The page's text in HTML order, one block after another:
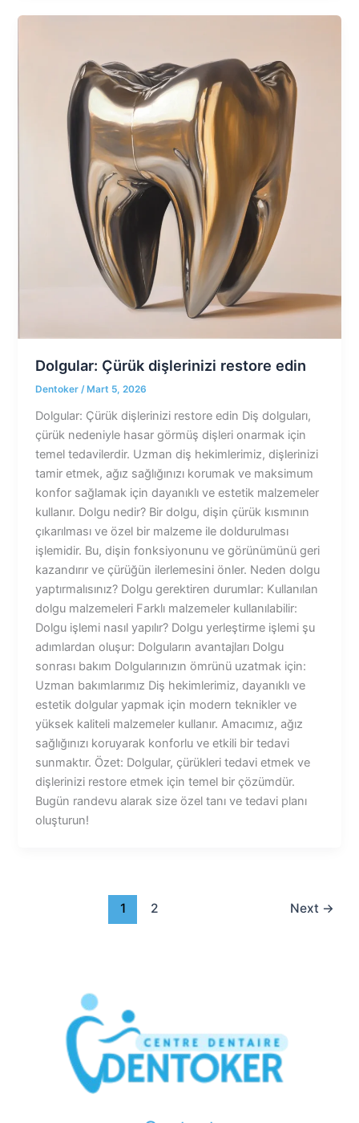
Dolgular: Çürük dişlerinizi restore edin
Dentoker/ Mart 5, 2026
Dolgular: Çürük dişlerinizi restore edin Diş dolguları,
çürük nedeniyle hasar görmüş dişleri onarmak için
temel tedavilerdir. Uzman diş hekimlerimiz, dişlerinizi
tamir etmek, ağız sağlığınızı korumak ve maksimum
konfor sağlamak için dayanıklı ve estetik malzemeler
kullanır. Dolgu nedir? Bir dolgu, dişin çürük kısmının
çıkarılması ve özel bir malzeme ile doldurulması
işlemidir. Bu, dişin fonksiyonunu ve görünümünü geri
kazandırır ve çürüğün ilerlemesini önler. Neden dolgu
yaptırmalısınız? Dolgu gerektiren durumlar: Kullanılan
dolgu malzemeleri Farklı malzemeler kullanılabilir:
Dolgu işlemi nasıl yapılır? Dolgu yerleştirme işlemi şu
adımlardan oluşur: Dolguların avantajları Dolgu
sonrası bakım Dolgularınızın ömrünü uzatmak için:
Uzman bakımlarımız Diş hekimlerimiz, dayanıklı ve
estetik dolgular yapmak için modern teknikler ve
yüksek kaliteli malzemeler kullanır. Amacımız, ağız
sağlığınızı koruyarak konforlu ve etkili bir tedavi
sunmaktır. Özet: Dolgular, çürükleri tedavi etmek ve
dişlerinizi restore etmek için temel bir çözümdür.
Bugün randevu alarak size özel tanı ve tedavi planı
oluşturun!
1 2 Next →